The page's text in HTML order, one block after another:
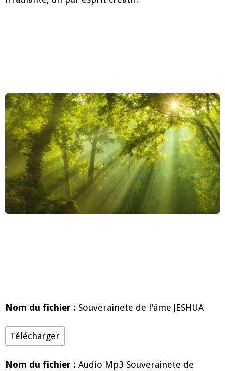
Nom du fichier : Souverainete de l'âme JESHUA
Télécharger
Nom du fichier : Audio Mp3 Souverainete de